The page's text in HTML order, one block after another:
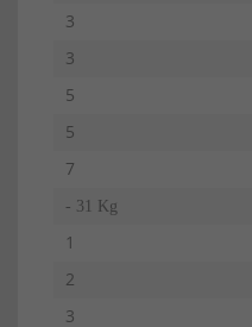
3
3
5
5
7
- 31 Kg
1
2
3